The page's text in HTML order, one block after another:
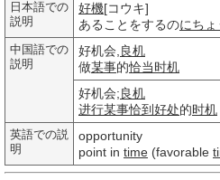
日本語での
説明
好機[コウキ]
あることをするのにちょ
中国語での
説明
好机会, 良机
做某事的恰当时机
好机会;良机
进行某事恰到好处的时机
英語での説
明
opportunity
point in time (favorable